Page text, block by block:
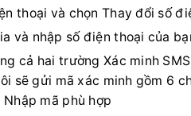
thoại và chọn Thay đổi số
và nhập số điện thoại của
cả hai trường Xác minh
sẽ gửi mã xác minh gồm 6
mã phù hợp